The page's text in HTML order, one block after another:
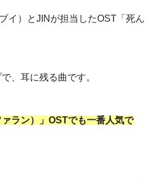
イ）とJINが担当したOST「死ん
、耳に残る曲です。
ラン）」OSTでも一番人気で